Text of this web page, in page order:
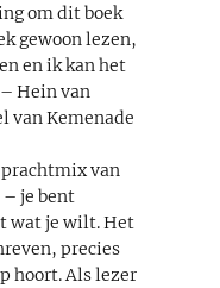
om dit boek
gewoon lezen,
en ik kan het
Hein van
van Kemenade
prachtmix van
je bent
wat je wilt. Het
precies
hoort. Als lezer